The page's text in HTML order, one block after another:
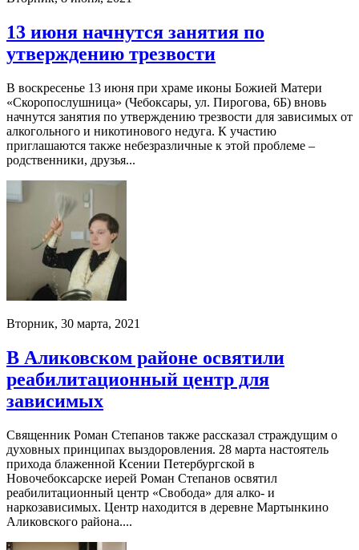
13 июня начнутся занятия по
утверждению трезвости
В воскресенье 13 июня при храме иконы Божией Матери
«Скоропослушница» (Чебоксары, ул. Пирогова, 6Б) вновь
начнутся занятия по утверждению трезвости для зависимых от
алкогольного и никотинового недуга. К участию
приглашаются также небезразличные к этой проблеме –
родственники, друзья...
Вторник, 30 марта, 2021
В Аликовском районе освятили
реабилитационный центр для
зависимых
Священник Роман Степанов также рассказал страждущим о
духовных принципах выздоровления. 28 марта настоятель
прихода блаженной Ксении Петербургской в
Новочебоксарске иерей Роман Степанов освятил
реабилитационный центр «Свобода» для алко- и
наркозависимых. Центр находится в деревне Мартынкино
Аликовского района....